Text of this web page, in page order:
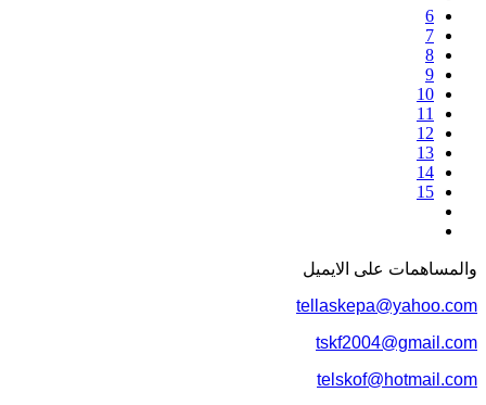
6
7
8
9
10
11
12
13
14
15
والمساهمات علی الایمیل
tellaskepa@yahoo.com
tskf2004@gmail.com
telskof@hotmail.com